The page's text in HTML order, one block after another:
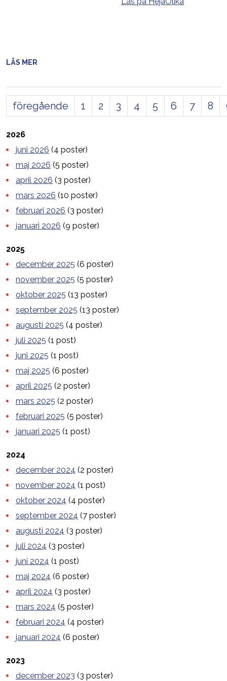
LÄS MER
föregående 1 2 3 4 5 6 7 8
2026
juni 2026 (4 poster)
maj 2026 (5 poster)
april 2026 (3 poster)
mars 2026 (10 poster)
februari 2026 (3 poster)
januari 2026 (9 poster)
2025
december 2025 (6 poster)
november 2025 (5 poster)
oktober 2025 (13 poster)
september 2025 (13 poster)
augusti 2025 (4 poster)
juli 2025 (1 post)
juni 2025 (1 post)
maj 2025 (6 poster)
april 2025 (2 poster)
mars 2025 (2 poster)
februari 2025 (5 poster)
januari 2025 (1 post)
2024
december 2024 (2 poster)
november 2024 (1 post)
oktober 2024 (4 poster)
september 2024 (7 poster)
augusti 2024 (3 poster)
juli 2024 (3 poster)
juni 2024 (1 post)
maj 2024 (6 poster)
april 2024 (3 poster)
mars 2024 (5 poster)
februari 2024 (4 poster)
januari 2024 (6 poster)
2023
december 2023 (3 poster)